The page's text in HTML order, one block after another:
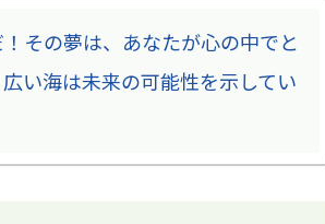
その夢は、あなたが心の中でと
い海は未来の可能性を示してい